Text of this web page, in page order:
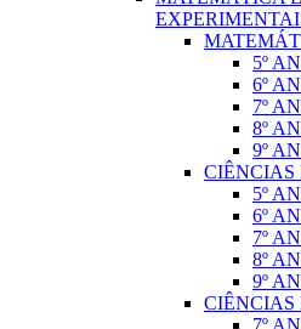
5º
6º
7º
8º
9º
CIÊNCIAS
5º
6º
7º
8º
9º
CIÊNCIAS
7º